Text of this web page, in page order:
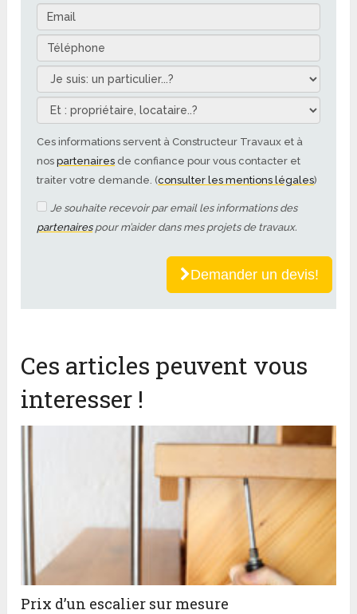
Ces informations servent à Constructeur Travaux et à
nospartenaires de confiance pour vous contacter et
traiter votre demande. (consulter les mentions légales)
Je souhaite recevoir par email les informations des
partenairespour m’aider dans mes projets de travaux.
Demander un devis!
Ces articles peuvent vous
interesser !
Prix d’un escalier sur mesure